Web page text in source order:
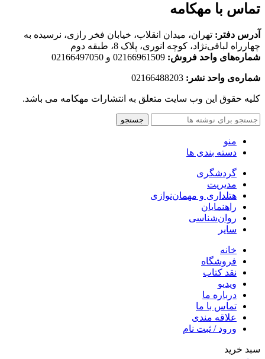
تماس با مهکامه
آدرس دفتر: تهران، میدان انقلاب، خیابان فخر رازی، نرسیده به
چهارراه لبافی‌نژاد، کوچه انوری، پلاک 8، طبقه دوم
شماره‌های واحد فروش: 02166961509 و 02166497050
شماره‌‌ی واحد نشر:
کلیه حقوق این وب سایت متعلق به انتشارات مهکامه می باشد.
جستجو
منو
دسته بندی ها
گردشگری
مدیریت
هتلداری و مهمان‌نوازی
راهنمایان
روان‌شناسی
سایر
خانه
فروشگاه
نقد کتاب
ویدیو
درباره‌ ما
تماس با ما
علاقه مندی
ورود / ثبت نام
سبد خرید